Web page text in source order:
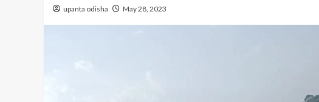
upanta odisha May 28, 2023